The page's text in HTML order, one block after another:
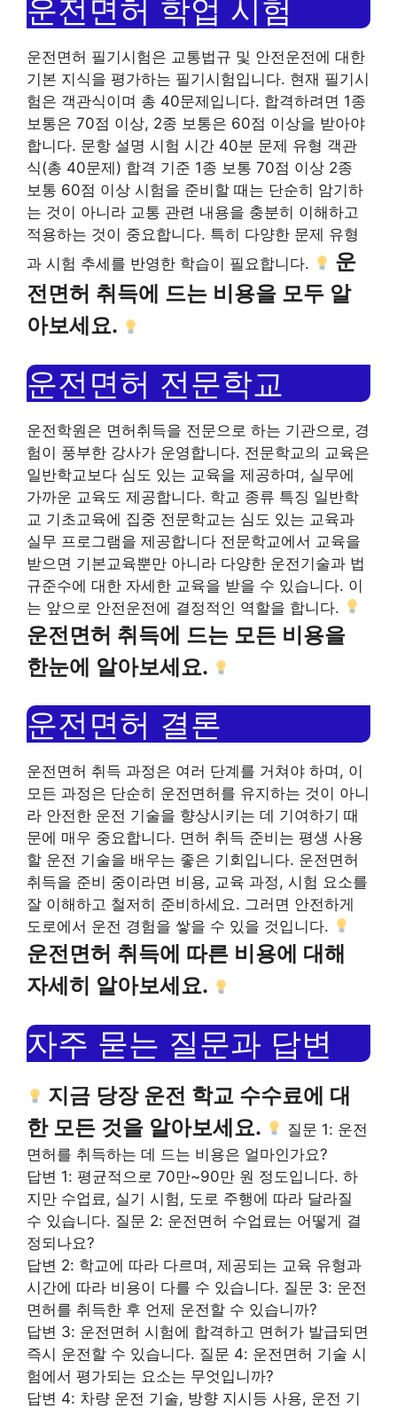
운전면허 학업 시험
운전면허 필기시험은 교통법규 및 안전운전에 대한
기본 지식을 평가하는 필기시험입니다. 현재 필기시
험은 객관식이며 총 40문제입니다. 합격하려면 1종
보통은 70점 이상, 2종 보통은 60점 이상을 받아야
합니다. 문항 설명 시험 시간 40분 문제 유형 객관
식(총 40문제) 합격 기준 1종 보통 70점 이상 2종
보통 60점 이상 시험을 준비할 때는 단순히 암기하
는 것이 아니라 교통 관련 내용을 충분히 이해하고
적용하는 것이 중요합니다. 특히 다양한 문제 유형
과 시험 추세를 반영한 ​​학습이 필요합니다.
운
전면허 취득에 드는 비용을 모두 알
아보세요.
운전면허 전문학교
운전학원은 면허취득을 전문으로 하는 기관으로, 경
험이 풍부한 강사가 운영합니다. 전문학교의 교육은
일반학교보다 심도 있는 교육을 제공하며, 실무에
가까운 교육도 제공합니다. 학교 종류 특징 일반학
교 기초교육에 집중 전문학교는 심도 있는 교육과
실무 프로그램을 제공합니다 전문학교에서 교육을
받으면 기본교육뿐만 아니라 다양한 운전기술과 법
규준수에 대한 자세한 교육을 받을 수 있습니다. 이
는 앞으로 안전운전에 결정적인 역할을 합니다.
운전면허 취득에 드는 모든 비용을
한눈에 알아보세요.
운전면허 결론
운전면허 취득 과정은 여러 단계를 거쳐야 하며, 이
모든 과정은 단순히 운전면허를 유지하는 것이 아니
라 안전한 운전 기술을 향상시키는 데 기여하기 때
문에 매우 중요합니다. 면허 취득 준비는 평생 사용
할 운전 기술을 배우는 좋은 기회입니다. 운전면허
취득을 준비 중이라면 비용, 교육 과정, 시험 요소를
잘 이해하고 철저히 준비하세요. 그러면 안전하게
도로에서 운전 경험을 쌓을 수 있을 것입니다.
운전면허 취득에 따른 비용에 대해
자세히 알아보세요.
자주 묻는 질문과 답변
지금 당장 운전 학교 수수료에 대
한 모든 것을 알아보세요.
질문 1: 운전
면허를 취득하는 데 드는 비용은 얼마인가요?
답변 1: 평균적으로 70만~90만 원 정도입니다. 하
지만 수업료, 실기 시험, 도로 주행에 따라 달라질
수 있습니다. 질문 2: 운전면허 수업료는 어떻게 결
정되나요?
답변 2: 학교에 따라 다르며, 제공되는 교육 유형과
시간에 따라 비용이 다를 수 있습니다. 질문 3: 운전
면허를 취득한 후 언제 운전할 수 있습니까?
답변 3: 운전면허 시험에 합격하고 면허가 발급되면
즉시 운전할 수 있습니다. 질문 4: 운전면허 기술 시
험에서 평가되는 요소는 무엇입니까?
답변 4: 차량 운전 기술, 방향 지시등 사용, 운전 기